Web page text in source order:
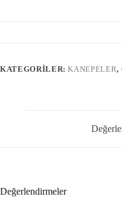
KATEGORILER:KANEPELER,
Değerlendirmeler